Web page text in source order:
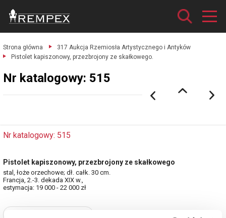
Strona główna
317 Aukcja Rzemiosła Artystycznego i Antyków
Pistolet kapiszonowy, przezbrojony ze skałkowego.
Nr katalogowy: 515
Nr katalogowy: 515
Pistolet kapiszonowy, przezbrojony ze skałkowego
stal, łoże orzechowe; dł. całk. 30 cm.
Francja, 2.-3. dekada XIX w.,
estymacja: 19 000 - 22 000 zł